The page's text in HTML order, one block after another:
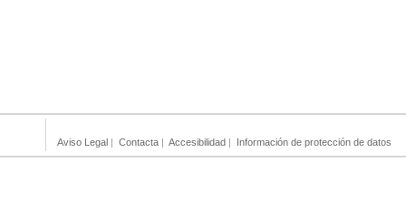
Aviso Legal | Contacta | Accesibilidad | Información de protección de datos